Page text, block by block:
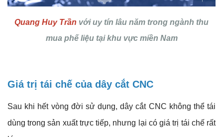
Quang Huy Trần với uy tín lâu năm trong ngành thu
mua phế liệu tại khu vực miền Nam
Giá trị tái chế của dây cắt CNC
Sau khi hết vòng đời sử dụng, dây cắt CNC không thể tái
dùng trong sản xuất trực tiếp, nhưng lại có giá trị tái chế rất